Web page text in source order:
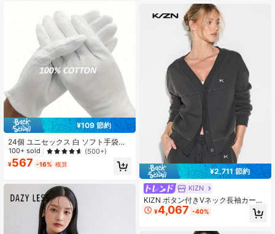
¥109 節約
24個 ユニセックス 白 ソフト手袋、
保湿、皮膚炎を和らげる、通気性の
ある クリーニング手袋 パフォーマン
ス、展示会、パーティー、エチケッ
家事用
100+ sold (500+)
¥567 -16% 概算
¥2,711 節約
KIZN
KIZN ボタン付きVネック長袖カーデ
ィガンスウェットシャツ、メタルタ
ブ付き、オーバーサイズ、秋冬カジ
¥4,067 -40%